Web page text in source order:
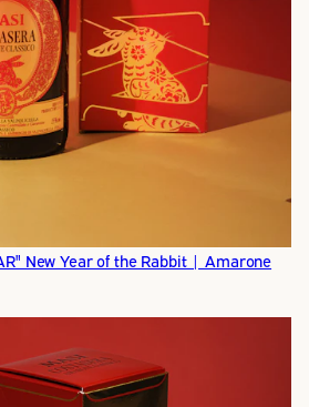
New Year of the Rabbit | Amarone